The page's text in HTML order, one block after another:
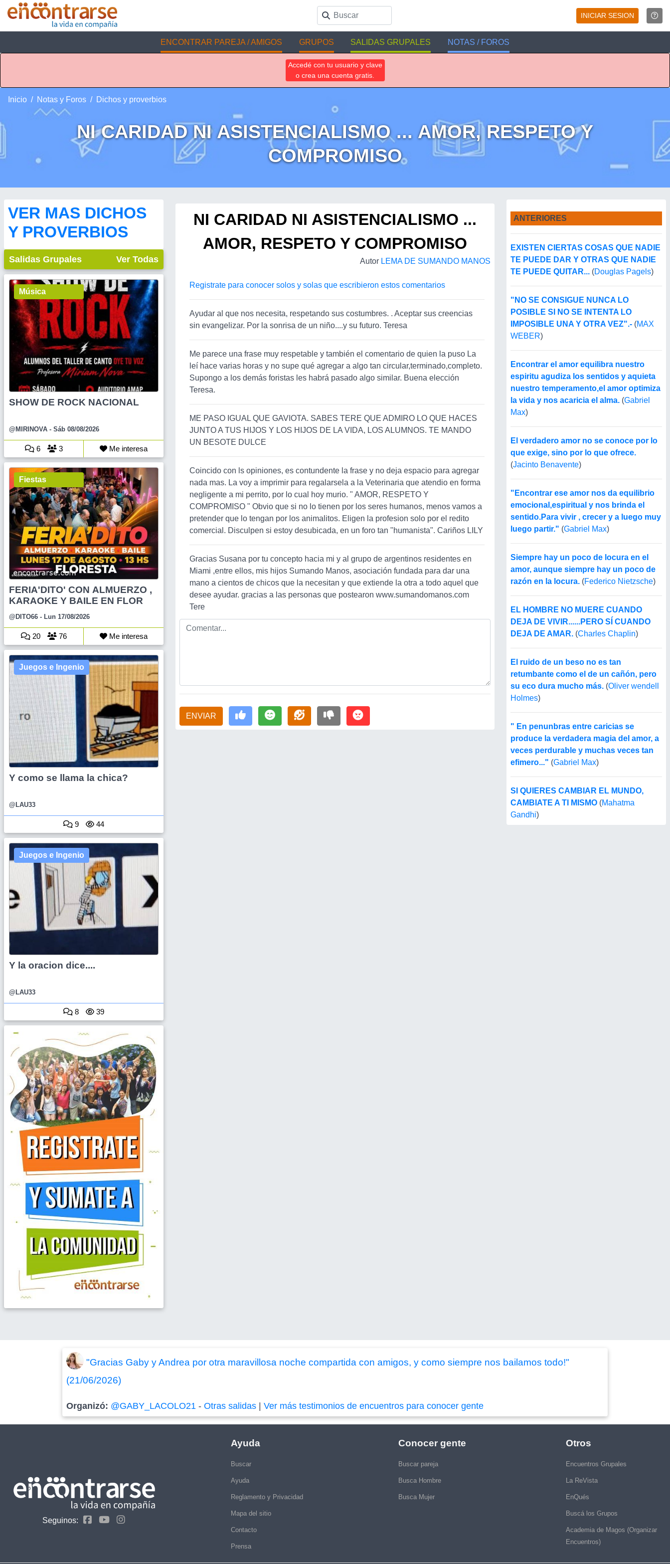
INICIAR SESION
ENCONTRAR PAREJA / AMIGOS GRUPOS SALIDAS GRUPALES NOTAS / FOROS
Accedé con tu usuario y clave
o crea una cuenta gratis.
Inicio Notas y Foros Dichos y proverbios
NI CARIDAD NI ASISTENCIALISMO ... AMOR, RESPETO Y
COMPROMISO
VER MAS DICHOS
Y PROVERBIOS
Salidas Grupales Ver Todas
Música
SHOW DE ROCK NACIONAL
@MIRINOVA - Sáb 08/08/2026
6 3 Me interesa
Fiestas
FERIA'DITO' CON ALMUERZO ,
KARAOKE Y BAILE EN FLOR
@DITO66 - Lun 17/08/2026
20 76 Me interesa
Juegos e Ingenio
Y como se llama la chica?
@LAU33
9 44
Juegos e Ingenio
Y la oracion dice....
@LAU33
8 39
NI CARIDAD NI ASISTENCIALISMO ...
AMOR, RESPETO Y COMPROMISO
Autor LEMA DE SUMANDO MANOS
Registrate para conocer solos y solas que escribieron estos comentarios
Ayudar al que nos necesita, respetando sus costumbres. . Aceptar sus creencias
sin evangelizar. Por la sonrisa de un niño....y su futuro. Teresa
Me parece una frase muy respetable y también el comentario de quien la puso La
leí hace varias horas y no supe qué agregar a algo tan circular,terminado,completo.
Supongo a los demás foristas les habrá pasado algo similar. Buena elección
Teresa.
ME PASO IGUAL QUE GAVIOTA. SABES TERE QUE ADMIRO LO QUE HACES
JUNTO A TUS HIJOS Y LOS HIJOS DE LA VIDA, LOS ALUMNOS. TE MANDO
UN BESOTE DULCE
Coincido con ls opiniones, es contundente la frase y no deja espacio para agregar
nada mas. La voy a imprimir para regalarsela a la Veterinaria que atendio en forma
negligente a mi perrito, por lo cual hoy murio. " AMOR, RESPETO Y
COMPROMISO " Obvio que si no lo tienen por los seres humanos, menos vamos a
pretender que lo tengan por los animalitos. Eligen la profesion solo por el redito
comercial. Disculpen si estoy desubicada, en un foro tan "humanista". Cariños LILY
Gracias Susana por tu concepto hacia mi y al grupo de argentinos residentes en
Miami ,entre ellos, mis hijos Sumando Manos, asociación fundada para dar una
mano a cientos de chicos que la necesitan y que extiende la otra a todo aquel que
desee ayudar. gracias a las personas que postearon www.sumandomanos.com
Tere
ENVIAR
ANTERIORES
EXISTEN CIERTAS COSAS QUE NADIE
TE PUEDE DAR Y OTRAS QUE NADIE
TE PUEDE QUITAR... (Douglas Pagels)
"NO SE CONSIGUE NUNCA LO
POSIBLE SI NO SE INTENTA LO
IMPOSIBLE UNA Y OTRA VEZ".- (MAX
WEBER)
Encontrar el amor equilibra nuestro
espiritu agudiza los sentidos y aquieta
nuestro temperamento,el amor optimiza
la vida y nos acaricia el alma. (Gabriel
Max)
El verdadero amor no se conoce por lo
que exige, sino por lo que ofrece.
(Jacinto Benavente)
"Encontrar ese amor nos da equilibrio
emocional,espiritual y nos brinda el
sentido.Para vivir , crecer y a luego muy
luego partir." (Gabriel Max)
Siempre hay un poco de locura en el
amor, aunque siempre hay un poco de
razón en la locura. (Federico Nietzsche)
EL HOMBRE NO MUERE CUANDO
DEJA DE VIVIR......PERO SÍ CUANDO
DEJA DE AMAR. (Charles Chaplin)
El ruido de un beso no es tan
retumbante como el de un cañón, pero
su eco dura mucho más. (Oliver wendell
Holmes)
" En penunbras entre caricias se
produce la verdadera magia del amor, a
veces perdurable y muchas veces tan
efimero..." (Gabriel Max)
SI QUIERES CAMBIAR EL MUNDO,
CAMBIATE A TI MISMO (Mahatma
Gandhi)
"Gracias Gaby y Andrea por otra maravillosa noche compartida con amigos, y como siempre nos bailamos todo!"
(21/06/2026)
Organizó: @GABY_LACOLO21 -Otras salidas |Ver más testimonios de encuentros para conocer gente
Seguinos:
Ayuda
Buscar
Ayuda
Reglamento y Privacidad
Mapa del sitio
Contacto
Prensa
Conocer gente
Buscar pareja
Busca Hombre
Busca Mujer
Otros
Encuentros Grupales
La ReVista
EnQués
Buscá los Grupos
Academia de Magos (Organizar
Encuentros)